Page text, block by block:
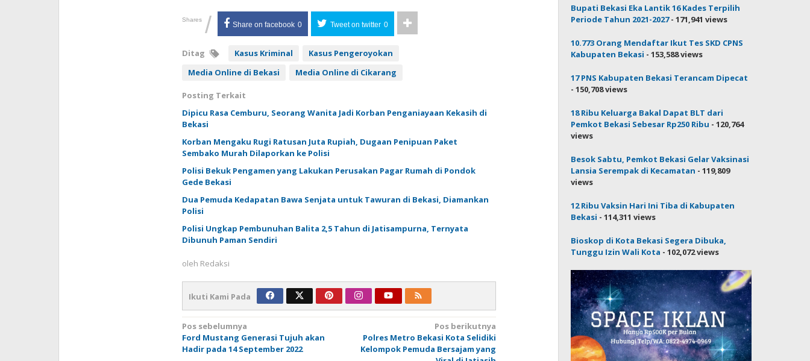
Shares / Share on facebook 0 Tweet on twitter 0
Ditag Kasus Kriminal
Kasus Pengeroyokan
Media Online di Bekasi
Media Online di Cikarang
Posting Terkait
Dipicu Rasa Cemburu, Seorang Wanita Jadi Korban Penganiayaan Kekasih di
Bekasi
Korban Mengaku Rugi Ratusan Juta Rupiah, Dugaan Penipuan Paket
Sembako Murah Dilaporkan ke Polisi
Polisi Bekuk Pengamen yang Lakukan Perusakan Pagar Rumah di Pondok
Gede Bekasi
Dua Pemuda Kedapatan Bawa Senjata untuk Tawuran di Bekasi, Diamankan
Polisi
Polisi Ungkap Pembunuhan Balita 2,5 Tahun di Jatisampurna, Ternyata
Dibunuh Paman Sendiri
oleh Redaksi
Ikuti Kami Pada
Navigasi
pos
Pos sebelumnya
Ford Mustang Generasi Tujuh akan
Hadir pada 14 September 2022
Pos berikutnya
Polres Metro Bekasi Kota Selidiki
Kelompok Pemuda Bersajam yang
Bupati Bekasi Eka Lantik 16 Kades Terpilih
Periode Tahun 2021-2027- 171,941 views
10.773 Orang Mendaftar Ikut Tes SKD CPNS
Kabupaten Bekasi - 153,588 views
17 PNS Kabupaten Bekasi Terancam Dipecat
- 150,708 views
18 Ribu Keluarga Bakal Dapat BLT dari
Pemkot Bekasi Sebesar Rp250 Ribu - 120,764
views
Besok Sabtu, Pemkot Bekasi Gelar Vaksinasi
Lansia Serempak di Kecamatan - 119,809
views
12 Ribu Vaksin Hari Ini Tiba di Kabupaten
Bekasi - 114,311 views
Bioskop di Kota Bekasi Segera Dibuka,
Tunggu Izin Wali Kota - 102,072 views